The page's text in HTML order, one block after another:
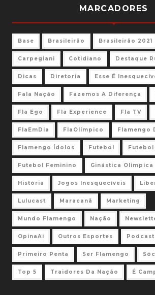
MARCADORES
Base Brasileirão Brasileirão 2021
Carpegiani Cotidiano Destaque
Dicas Diretoria Esse É
Fala Nação Fazemos A Diferença
Fla Ego Fla Experience Fla TV
FlaEmDia FlaOlímpico Flamengo
Flamengo Ídolos Futebol
Futebol Feminino Ginástica Olimpica
História Jogos Inesquecíveis
Lulucast Maracanã Marketing
Mundo Flamengo Nação
OpinaAi Outros Esportes Podcast
Primeiro Penta Ser Flamengo
Top 5 Traidores Da Nação É